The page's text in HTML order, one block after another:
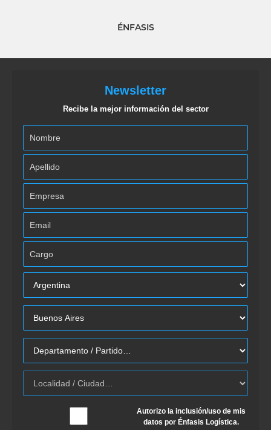
ÉNFASIS
Newsletter
Recibe la mejor información del sector
Autorizo la inclusión/uso de mis
datos por Énfasis Logística.